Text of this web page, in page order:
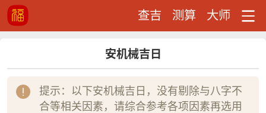
查吉 测算 大师
安机械吉日
提示：以下安机械吉日，没有剔除与八字不
合等相关因素，请综合参考各项因素再选用